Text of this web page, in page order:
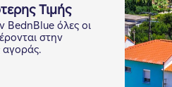
Τιμής
BednBlue όλες οι
στην
αγοράς.